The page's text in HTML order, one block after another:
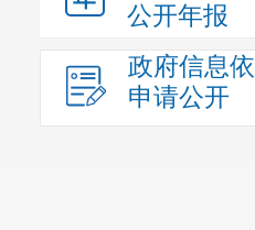
公开年报
政府信息依
申请公开